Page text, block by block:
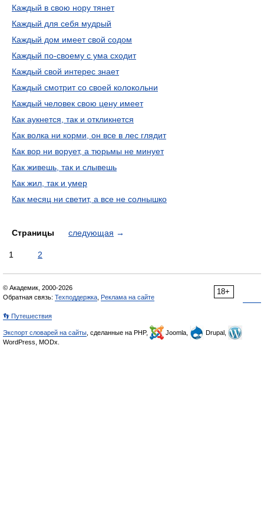
Каждый в свою нору тянет
Каждый для себя мудрый
Каждый дом имеет свой содом
Каждый по-своему с ума сходит
Каждый свой интерес знает
Каждый смотрит со своей колокольни
Каждый человек свою цену имеет
Как аукнется, так и откликнется
Как волка ни корми, он все в лес глядит
Как вор ни ворует, а тюрьмы не минует
Как живешь, так и слывешь
Как жил, так и умер
Как месяц ни светит, а все не солнышко
Страницы следующая →
1 2
18+
© Академик, 2000-2026
Обратная связь: Техподдержка Реклама на сайте
👣 Путешествия
Экспорт словарей на сайты , сделанные на PHP, Joomla,
Drupal,
WordPress, MODx.